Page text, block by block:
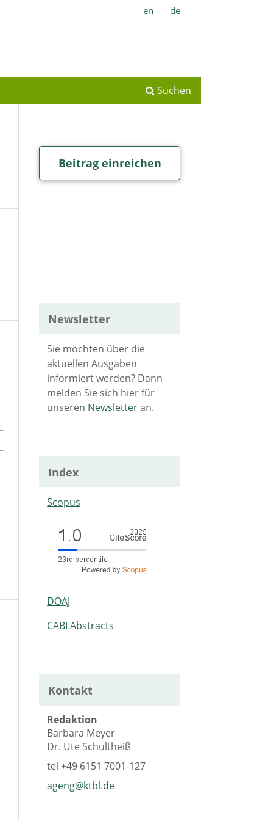
Suchen
en de
Beitrag einreichen
Newsletter
Sie möchten über die
aktuellen Ausgaben
informiert werden? Dann
melden Sie sich hier für
unseren Newsletteran.
Index
Scopus
DOAJ
CABI Abstracts
Kontakt
Redaktion
Barbara Meyer
Dr. Ute Schultheiß
tel+49 6151 7001-127
ageng@ktbl.de